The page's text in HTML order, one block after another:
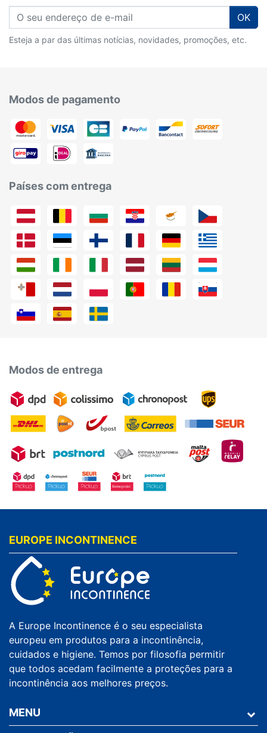
OK
Esteja a par das últimas notícias, novidades, promoções, etc.
Modos de pagamento
Países com entrega
Modos de entrega
EUROPE INCONTINENCE
A Europe Incontinence é o seu especialista
europeu em produtos para a incontinência,
cuidados e higiene. Temos por filosofia permitir
que todos acedam facilmente a proteções para a
incontinência aos melhores preços.
MENU